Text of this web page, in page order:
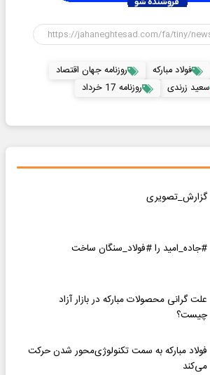
فولاد مبارکه
روزنامه جهان اقتصاد
سعید زرندی
روزنامه 17 خرداد
گزارش_تصویری
#جاده_امید را #فولاد_سنگان ساخت
علت گرانی محصولات مبارکه در بازار آزاد
چیست؟
فولاد مبارکه به سمت تکنولوژی‌محور شدن حرکت
می‌کند